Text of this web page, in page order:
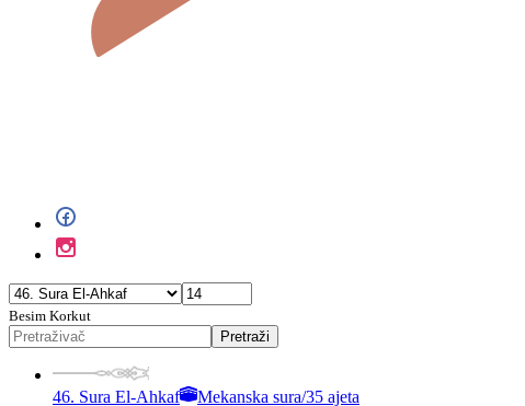
Besim Korkut
Pretraži
46. Sura El-Ahkaf Mekanska sura/35 ajeta